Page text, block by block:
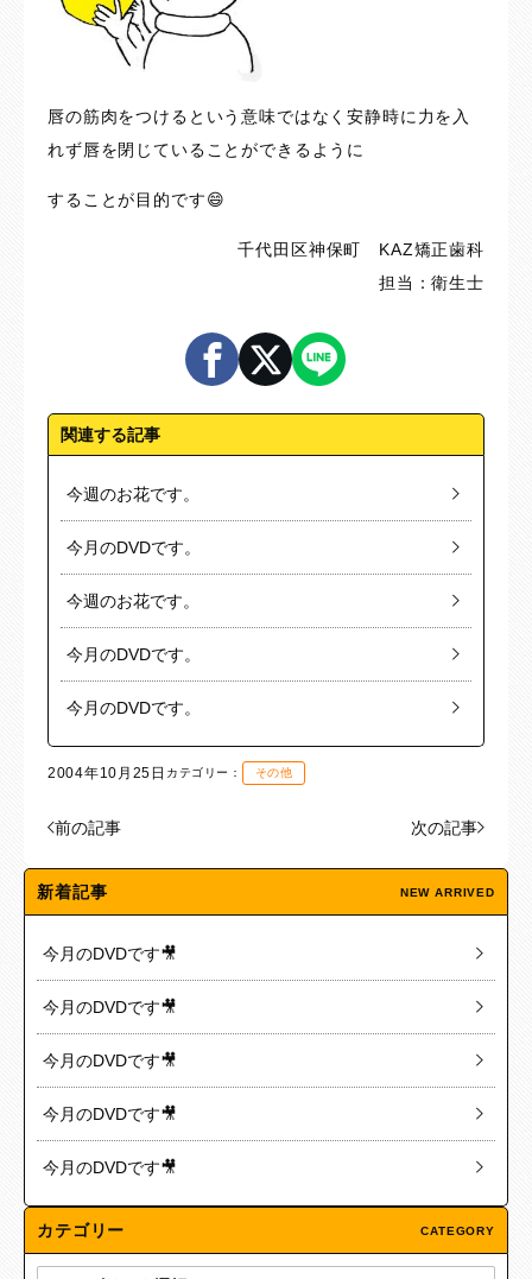
唇の筋肉をつけるという意味ではなく安静時に力を入
れず唇を閉じていることができるように
することが目的です😄
千代田区神保町 KAZ矯正歯科
担当：衛生士
関連する記事
今週のお花です。
今月のDVDです。
今週のお花です。
今月のDVDです。
今月のDVDです。
2004年10月25日 カテゴリー： その他
前の記事 次の記事
新着記事 NEW ARRIVED
今月のDVDです🎥
今月のDVDです🎥
今月のDVDです🎥
今月のDVDです🎥
今月のDVDです🎥
カテゴリー CATEGORY